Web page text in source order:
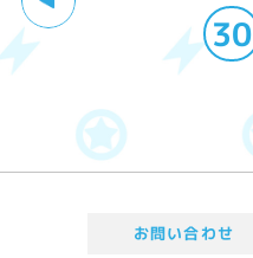
30
お問い合わせ